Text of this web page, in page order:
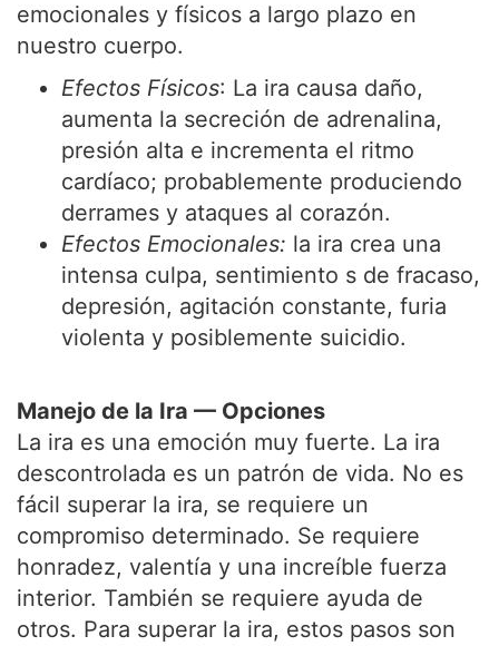
emocionales y físicos a largo plazo en
nuestro cuerpo.
Efectos Físicos: La ira causa daño,
aumenta la secreción de adrenalina,
presión alta e incrementa el ritmo
cardíaco; probablemente produciendo
derrames y ataques al corazón.
Efectos Emocionales: la ira crea una
intensa culpa, sentimiento s de fracaso,
depresión, agitación constante, furia
violenta y posiblemente suicidio.
Manejo de la Ira — Opciones
La ira es una emoción muy fuerte. La ira
descontrolada es un patrón de vida. No es
fácil superar la ira, se requiere un
compromiso determinado. Se requiere
honradez, valentía y una increíble fuerza
interior. También se requiere ayuda de
otros. Para superar la ira, estos pasos son